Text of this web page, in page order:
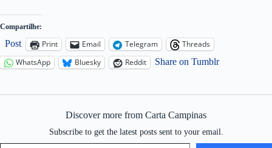
Compartilhe:
Post Print Email Telegram
Threads
WhatsApp
Bluesky Reddit Share on Tumblr
Discover more from Carta Campinas
Subscribe to get the latest posts sent to your email.
Type your email…